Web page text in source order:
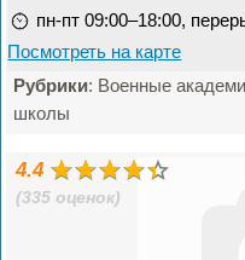
пн-пт 09:00–18:00,
Посмотреть на карте
Рубрики: Военные
школы
4.4
(335 оценок)